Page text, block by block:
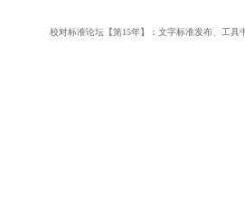
校对标准论坛【第15年】：文字标准发布、工具